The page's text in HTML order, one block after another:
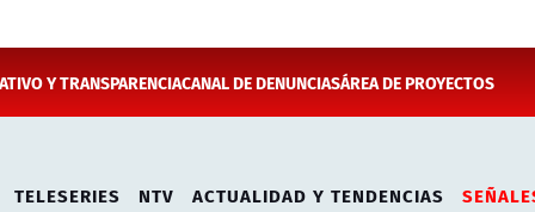
Y TRANSPARENCIACANAL DE DENUNCIASÁREA DE PROYECTOS
TELESERIES NTV ACTUALIDAD Y TENDENCIAS